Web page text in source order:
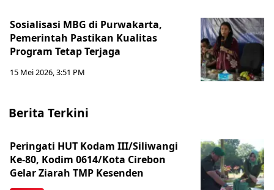
Sosialisasi MBG di Purwakarta,
Pemerintah Pastikan Kualitas
Program Tetap Terjaga
15 Mei 2026, 3:51 PM
Berita Terkini
Peringati HUT Kodam III/Siliwangi
Ke-80, Kodim 0614/Kota Cirebon
Gelar Ziarah TMP Kesenden